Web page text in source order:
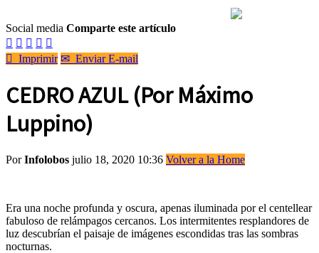
Social media Comparte este artículo
    
 Imprimir ✉ Enviar E-mail
CEDRO AZUL (Por Máximo
Luppino)
PorInfolobos julio 18, 2020 10:36 Volver a la Home
Era una noche profunda y oscura, apenas iluminada por el centellear
fabuloso de relámpagos cercanos. Los intermitentes resplandores de
luz descubrían el paisaje de imágenes escondidas tras las sombras
nocturnas.